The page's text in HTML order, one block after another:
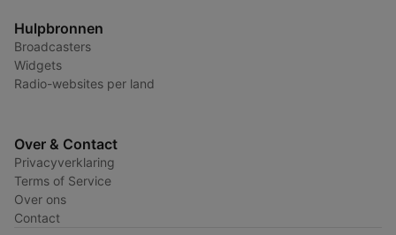
Hulpbronnen
Broadcasters
Widgets
Radio-websites per land
Over & Contact
Privacyverklaring
Terms of Service
Over ons
Contact